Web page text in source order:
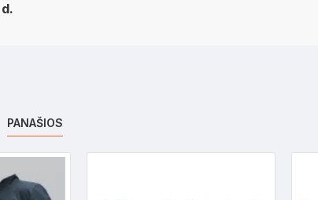
PANAŠIOS